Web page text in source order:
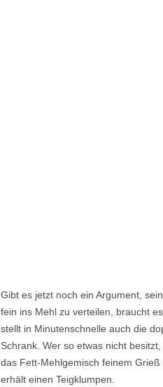
Gibt es jetzt noch ein Argument,
fein ins Mehl zu verteilen, braucht
stellt in Minutenschnelle auch die
Schrank. Wer so etwas nicht
das Fett-Mehlgemisch feinem
erhält einen Teigklumpen.